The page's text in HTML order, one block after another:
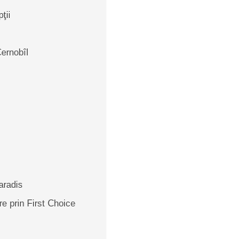
prin First Choice